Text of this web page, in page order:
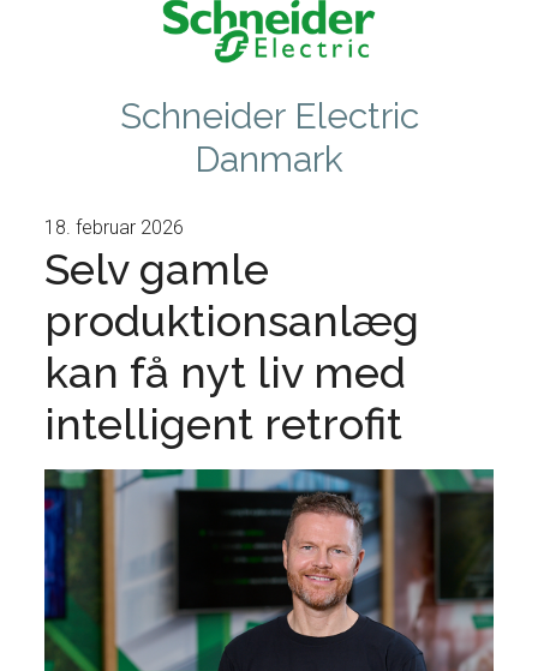
Schneider Electric
Danmark
18. februar 2026
Selv gamle
produktionsanlæg
kan få nyt liv med
intelligent retrofit